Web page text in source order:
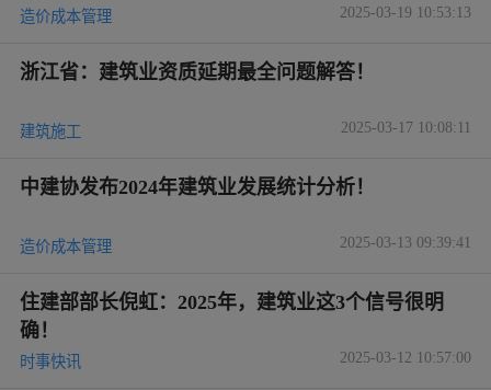
造价成本管理 2025-03-19 10:53:13
浙江省：建筑业资质延期最全问题解答！
建筑施工 2025-03-17 10:08:11
中建协发布2024年建筑业发展统计分析！
造价成本管理 2025-03-13 09:39:41
住建部部长倪虹：2025年，建筑业这3个信号很明
确！
时事快讯 2025-03-12 10:57:00